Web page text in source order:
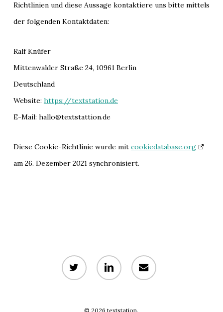
Richtlinien und diese Aussage kontaktiere uns bitte mittels
der folgenden Kontaktdaten:
Ralf Knüfer
Mittenwalder Straße 24, 10961 Berlin
Deutschland
Website: https://textstation.de
E-Mail: hallo@textstattion.de
Diese Cookie-Richtlinie wurde mit cookiedatabase.org
am 26. Dezember 2021 synchronisiert.
twitter linkedin email
© 2026 textstation.